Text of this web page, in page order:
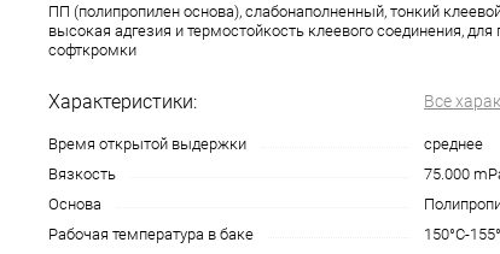
ПП (полипропилен основа), слабонаполненный, тонкий
высокая адгезия и термостойкость клеевого соединения,
софткромки
Характеристики: Все
Время открытой выдержки
среднее
Вязкость
75.000
Основа
Рабочая температура в баке
150°C-